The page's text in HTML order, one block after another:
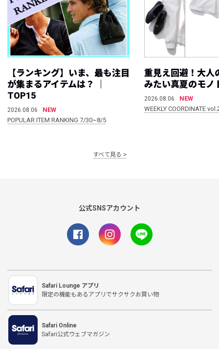
【ランキング】いま、最も注目
が集まるアイテムは？ ｜
TOP15
2026.08.06
NEW
POPULAR ITEM RANKING 7/30~8/5
重見え回避！大人
みたい真夏のモノ
2026.08.06
NEW
WEEKLY COORDINATE
すべて見る
公式SNSアカウント
Safari Lounge アプリ
限定の機能もあるアプリでサクサクお買い物
Safari Online
Safari公式ウェブマガジン